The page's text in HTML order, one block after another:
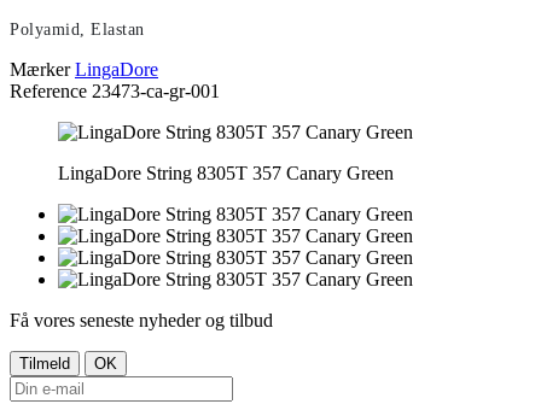
Polyamid, Elastan
Mærker LingaDore
Reference 23473-ca-gr-001
LingaDore String 8305T 357 Canary Green
Få vores seneste nyheder og tilbud